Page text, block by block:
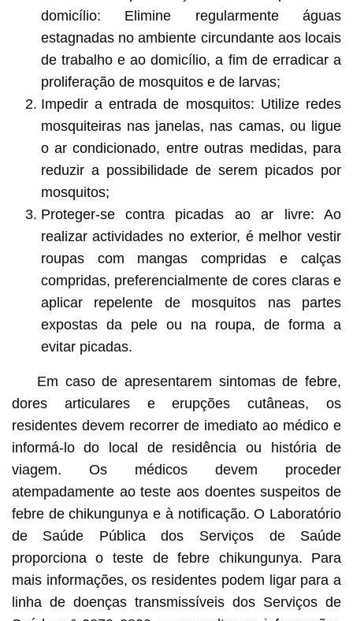
domicílio: Elimine regularmente águas
estagnadas no ambiente circundante aos locais
de trabalho e ao domicílio, a fim de erradicar a
proliferação de mosquitos e de larvas;
Impedir a entrada de mosquitos: Utilize redes
mosquiteiras nas janelas, nas camas, ou ligue
o ar condicionado, entre outras medidas, para
reduzir a possibilidade de serem picados por
mosquitos;
Proteger-se contra picadas ao ar livre: Ao
realizar actividades no exterior, é melhor vestir
roupas com mangas compridas e calças
compridas, preferencialmente de cores claras e
aplicar repelente de mosquitos nas partes
expostas da pele ou na roupa, de forma a
evitar picadas.
Em caso de apresentarem sintomas de febre,
dores articulares e erupções cutâneas, os
residentes devem recorrer de imediato ao médico e
informá-lo do local de residência ou história de
viagem. Os médicos devem proceder
atempadamente ao teste aos doentes suspeitos de
febre de chikungunya e à notificação. O Laboratório
de Saúde Pública dos Serviços de Saúde
proporciona o teste de febre chikungunya. Para
mais informações, os residentes podem ligar para a
linha de doenças transmissíveis dos Serviços de